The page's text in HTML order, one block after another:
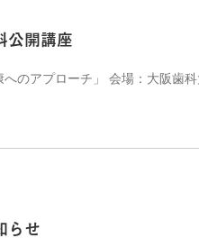
公開講座
へのアプローチ」 会場：大阪歯
らせ